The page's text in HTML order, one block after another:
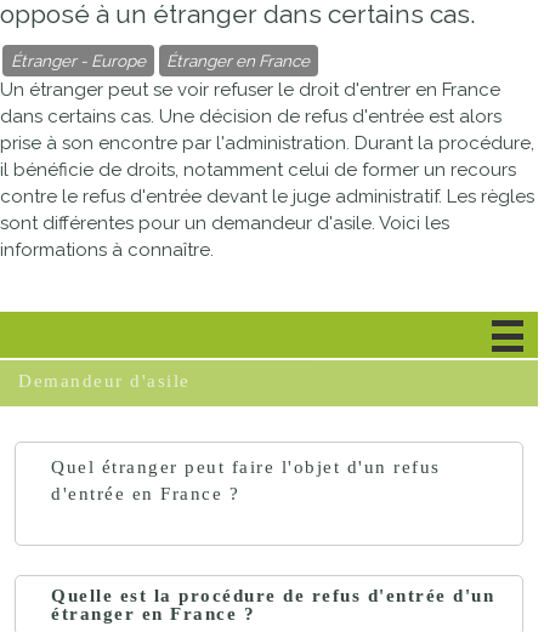
opposé à un étranger dans certains cas.
Étranger - Europe Étranger en France
Un étranger peut se voir refuser le droit d'entrer en France
dans certains cas. Une décision de refus d'entrée est alors
prise à son encontre par l'administration. Durant la procédure,
il bénéficie de droits, notamment celui de former un recours
contre le refus d'entrée devant le juge administratif. Les règles
sont différentes pour un demandeur d'asile. Voici les
informations à connaître.
Demandeur d'asile
Quel étranger peut faire l'objet d'un refus
d'entrée en France ?
Quelle est la procédure de refus d'entrée d'un
étranger en France ?